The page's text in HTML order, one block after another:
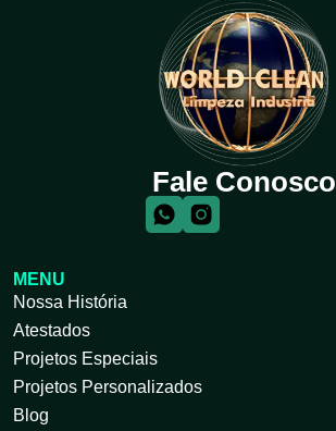
Fale Conosco
MENU
Nossa História
Atestados
Projetos Especiais
Projetos Personalizados
Blog